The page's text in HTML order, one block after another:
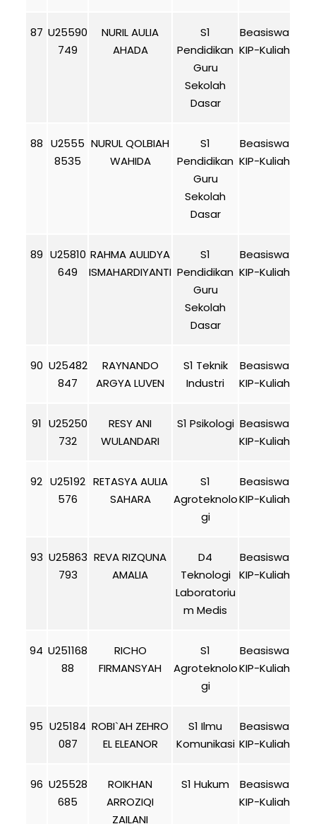
87 U25590
749
NURIL AULIA
AHADA
S1
Pendidikan
Guru
Sekolah
Dasar
Beasiswa
KIP-Kuliah
88 U2555
8535
NURUL QOLBIAH
WAHIDA
S1
Pendidikan
Guru
Sekolah
Dasar
Beasiswa
KIP-Kuliah
89 U25810
649
RAHMA AULIDYA
ISMAHARDIYANTI
S1
Pendidikan
Guru
Sekolah
Dasar
Beasiswa
KIP-Kuliah
90 U25482
847
RAYNANDO
ARGYA LUVEN
S1 Teknik
Industri
Beasiswa
KIP-Kuliah
91 U25250
732
RESY ANI
WULANDARI
S1 Psikologi Beasiswa
KIP-Kuliah
92 U25192
576
RETASYA AULIA
SAHARA
S1
Agroteknolo
gi
Beasiswa
KIP-Kuliah
93 U25863
793
REVA RIZQUNA
AMALIA
D4
Teknologi
Laboratoriu
m Medis
Beasiswa
KIP-Kuliah
94 U251168
88
RICHO
FIRMANSYAH
S1
Agroteknolo
gi
Beasiswa
KIP-Kuliah
95 U25184
087
ROBI`AH ZEHRO
EL ELEANOR
S1 Ilmu
Komunikasi
Beasiswa
KIP-Kuliah
96 U25528
685
ROIKHAN
ARROZIQI
ZAILANI
S1 Hukum
Beasiswa
KIP-Kuliah